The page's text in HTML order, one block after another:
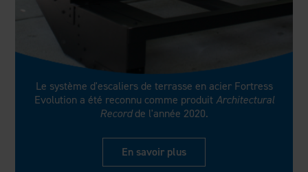
Le système d'escaliers de terrasse en acier Fortress
Evolution a été reconnu comme produitArchitectural
Recordde l'année 2020.
En savoir plus